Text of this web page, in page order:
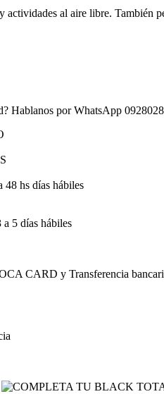
al aire libre. También
Hablanos por WhatsApp
hs días hábiles
5 días hábiles
CARD y Transferencia